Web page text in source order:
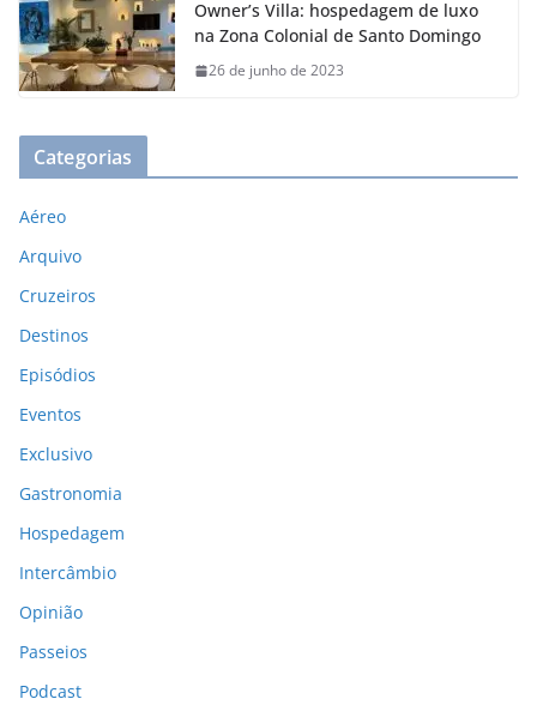
Owner’s Villa: hospedagem de luxo
na Zona Colonial de Santo Domingo
26 de junho de 2023
Categorias
Aéreo
Arquivo
Cruzeiros
Destinos
Episódios
Eventos
Exclusivo
Gastronomia
Hospedagem
Intercâmbio
Opinião
Passeios
Podcast